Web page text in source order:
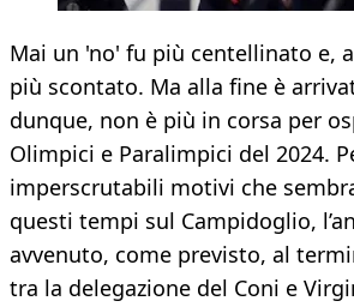
Mai un 'no' fu più centellinato e,
più scontato. Ma alla fine è
dunque, non è più in corsa per
Olimpici e Paralimpici del 2024.
imperscrutabili motivi che
questi tempi sul Campidoglio,
avvenuto, come previsto, al
tra la delegazione del Coni e